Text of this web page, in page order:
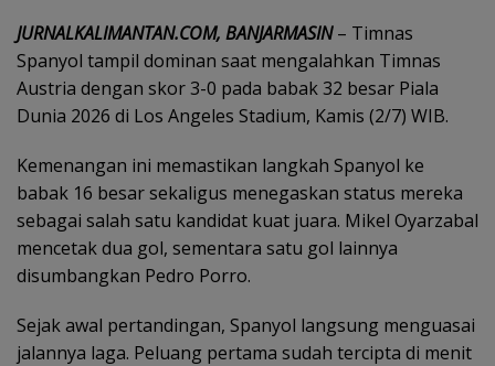
JURNALKALIMANTAN.COM, BANJARMASIN– Timnas
Spanyol tampil dominan saat mengalahkan Timnas
Austria dengan skor 3-0 pada babak 32 besar Piala
Dunia 2026 di Los Angeles Stadium, Kamis (2/7) WIB.
Kemenangan ini memastikan langkah Spanyol ke
babak 16 besar sekaligus menegaskan status mereka
sebagai salah satu kandidat kuat juara. Mikel Oyarzabal
mencetak dua gol, sementara satu gol lainnya
disumbangkan Pedro Porro.
Sejak awal pertandingan, Spanyol langsung menguasai
jalannya laga. Peluang pertama sudah tercipta di menit